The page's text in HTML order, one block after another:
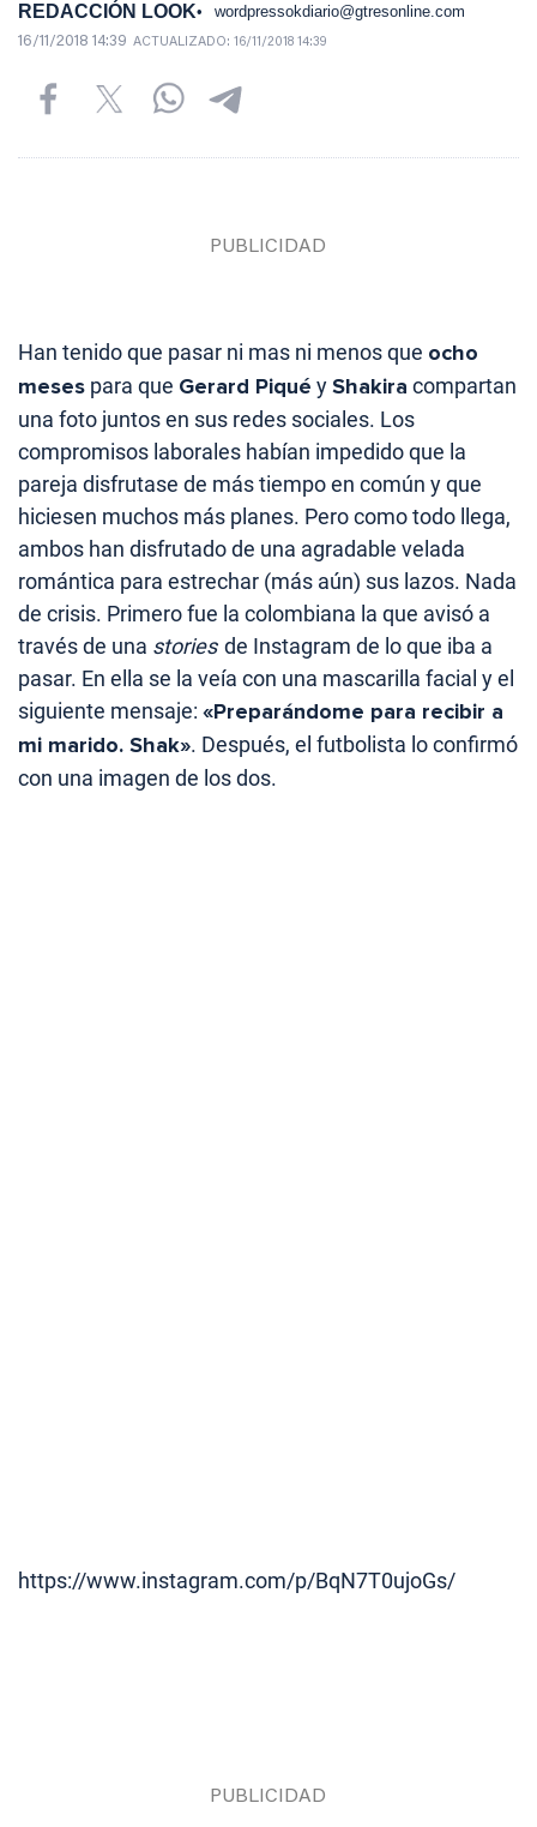
REDACCIÓN LOOK wordpressokdiario@gtresonline.com
16/11/2018 14:39 ACTUALIZADO: 16/11/2018 14:39
Han tenido que pasar ni mas ni menos que ocho
meses para que Gerard Piqué yShakira compartan
una foto juntos en sus redes sociales. Los
compromisos laborales habían impedido que la
pareja disfrutase de más tiempo en común y que
hiciesen muchos más planes. Pero como todo llega,
ambos han disfrutado de una agradable velada
romántica para estrechar (más aún) sus lazos. Nada
de crisis. Primero fue la colombiana la que avisó a
través de una stories de Instagram de lo que iba a
pasar. En ella se la veía con una mascarilla facial y el
siguiente mensaje: «Preparándome para recibir a
mi marido. Shak». Después, el futbolista lo confirmó
con una imagen de los dos.
https://www.instagram.com/p/BqN7T0ujoGs/